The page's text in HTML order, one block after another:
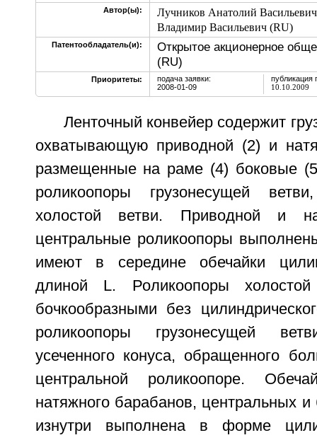
Автор(ы):
Лучников Анатолий
Владимир Васильевич (RU)
Патентообладатель(и):
Открытое акционерное
(RU)
Приоритеты:
подача заявки:
2008-01-09
публикация
10.10.2009
Ленточный конвейер содержит
охватывающую приводной (2) и
размещенные на раме (4) боковые
роликоопоры грузонесущей
холостой ветви. Приводной и
центральные роликоопоры
имеют в середине обечайки
длиной L. Роликоопоры
бочкообразными без
роликоопоры грузонесущей
усеченного конуса, обращенного
центральной роликоопоре.
натяжного барабанов, центральных
изнутри выполнена в форме